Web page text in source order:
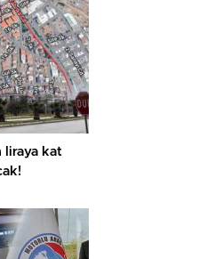
liraya kat